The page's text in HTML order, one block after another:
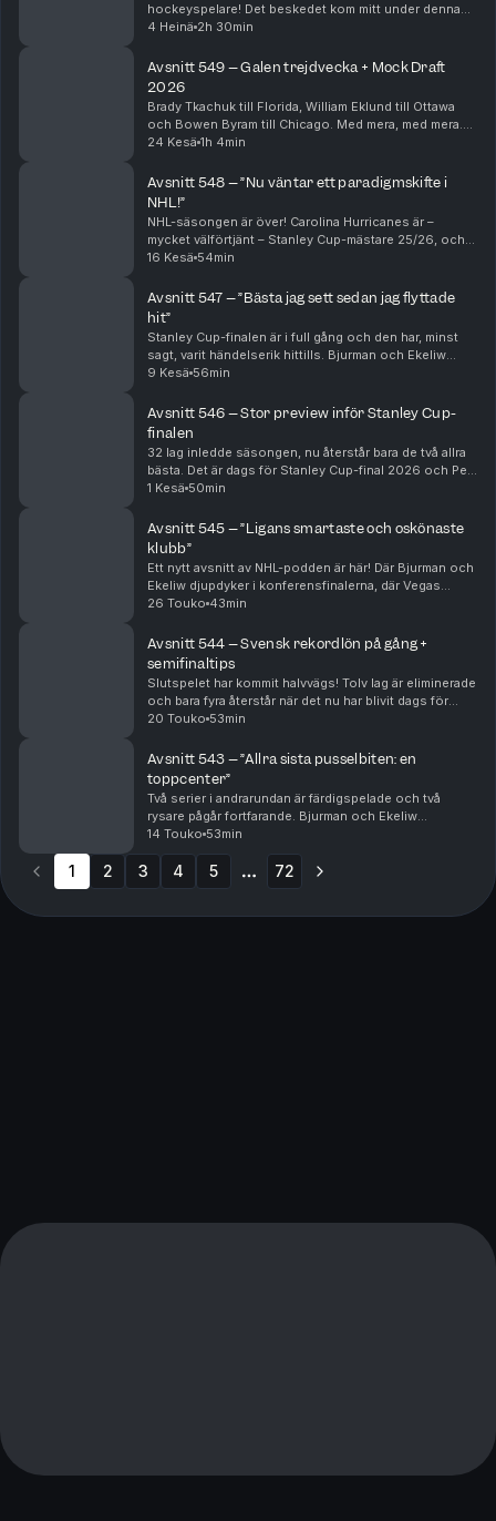
hockeyspelare! Det beskedet kom mitt under denna
inspelning, men klipps in i börja av avsnittet. Ni får
4 Heinä 2h 30min
Avsnitt 549 – Galen trejdvecka + Mock Draft
2026
Brady Tkachuk till Florida, William Eklund till Ottawa
och Bowen Byram till Chicago. Med mera, med mera.
Per Bjurman och Jonathan Ekeliw har flera stekheta
24 Kesä 1h 4min
Avsnitt 548 – ”Nu väntar ett paradigmskifte i
NHL!”
NHL-säsongen är över! Carolina Hurricanes är –
mycket välförtjänt – Stanley Cup-mästare 25/26, och
Per Bjurman och Jonathan Ekeliw djupanalyserar
klu...
16 Kesä 54min
Avsnitt 547 – ”Bästa jag sett sedan jag flyttade
hit”
Stanley Cup-finalen är i full gång och den har, minst
sagt, varit händelserik hittills. Bjurman och Ekeliw
försöker summera och analysera de galna matcherna
9 Kesä 56min
Avsnitt 546 – Stor preview inför Stanley Cup-
finalen
32 lag inledde säsongen, nu återstår bara de två allra
bästa. Det är dags för Stanley Cup-final 2026 och Per
Bjurman och Jonathan Ekeliw djupanalyserar Carolina
1 Kesä 50min
Avsnitt 545 – ”Ligans smartaste och oskönaste
klubb”
Ett nytt avsnitt av NHL-podden är här! Där Bjurman och
Ekeliw djupdyker i konferensfinalerna, där Vegas
sensationellt nog är på väg att göra processen kort
26 Touko 43min
Avsnitt 544 – Svensk rekordlön på gång +
semifinaltips
Slutspelet har kommit halvvägs! Tolv lag är eliminerade
och bara fyra återstår när det nu har blivit dags för
konferensfinaler. Bjurman och Ekeliw analyserar
20 Touko 53min
Avsnitt 543 – ”Allra sista pusselbiten: en
toppcenter”
Två serier i andrarundan är färdigspelade och två
rysare pågår fortfarande. Bjurman och Ekeliw
analyserar varför Colorado och Carolina är så
överlägsna hittills i slutspelet – och vad utslagna
Minneso...
14 Touko 53min
1 2 3 4 5 72